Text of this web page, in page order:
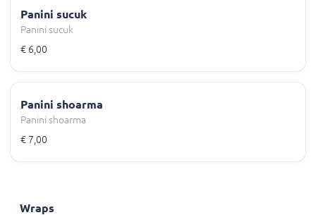
Panini sucuk
Panini sucuk
€ 6,00
Panini shoarma
Panini shoarma
€ 7,00
Wraps